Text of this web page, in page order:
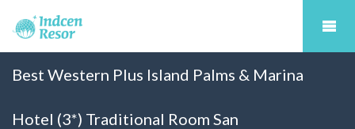
Best Western Plus Island Palms & Marina
Hotel (3*) Traditional Room San